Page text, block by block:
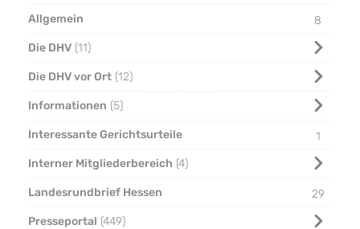
Allgemein
8
Die DHV 11
Die DHV vor Ort 12
Informationen 5
Interessante Gerichtsurteile
1
Interner Mitgliederbereich 4
Landesrundbrief Hessen
29
Presseportal 449